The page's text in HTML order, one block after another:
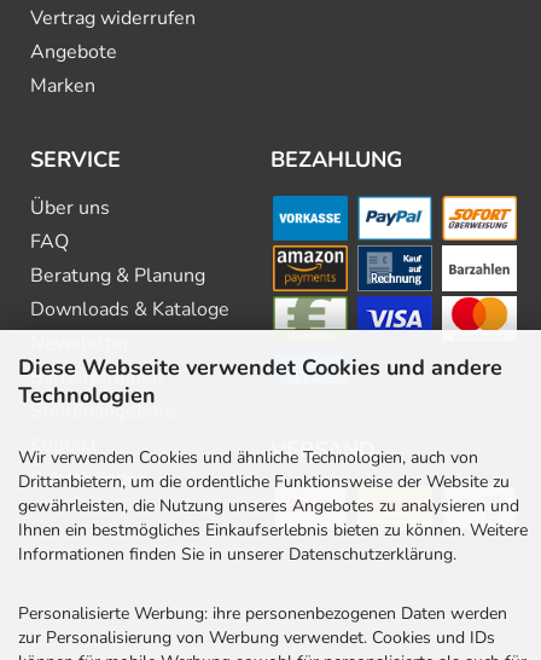
Diese Webseite verwendet Cookies und andere
Technologien
Wir verwenden Cookies und ähnliche Technologien, auch von
Drittanbietern, um die ordentliche Funktionsweise der Website zu
gewährleisten, die Nutzung unseres Angebotes zu analysieren und
Ihnen ein bestmögliches Einkaufserlebnis bieten zu können. Weitere
Informationen finden Sie in unserer Datenschutzerklärung.
Personalisierte Werbung: ihre personenbezogenen Daten werden
zur Personalisierung von Werbung verwendet. Cookies und IDs
Vertrag widerrufen
Angebote
Marken
SERVICE
Über uns
FAQ
Beratung & Planung
Downloads & Kataloge
Barrierefreiheit
Stellenangebote
Kontakt
Rabatt Codes
BEZAHLUNG
VERSAND